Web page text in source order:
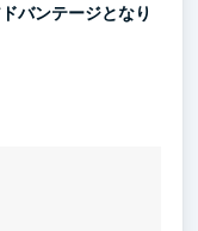
バンテージとなり